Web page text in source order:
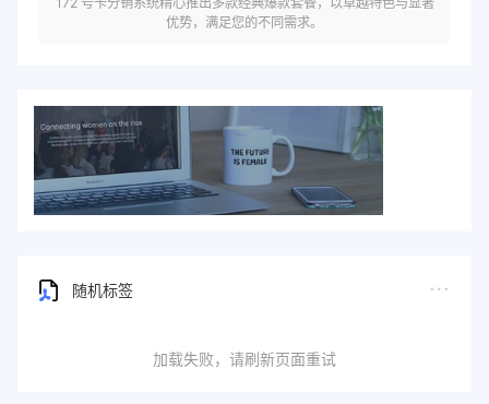
优势，满足您的不同需求。
随机标签
加载失败，请刷新页面重试